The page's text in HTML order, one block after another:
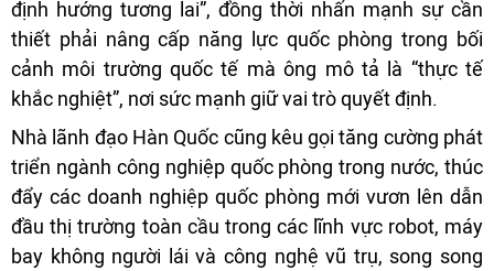
định hướng tương lai”, đồng thời nhấn mạnh sự cần
thiết phải nâng cấp năng lực quốc phòng trong bối
cảnh môi trường quốc tế mà ông mô tả là “thực tế
khắc nghiệt”, nơi sức mạnh giữ vai trò quyết định.
Nhà lãnh đạo Hàn Quốc cũng kêu gọi tăng cường phát
triển ngành công nghiệp quốc phòng trong nước, thúc
đẩy các doanh nghiệp quốc phòng mới vươn lên dẫn
đầu thị trường toàn cầu trong các lĩnh vực robot, máy
bay không người lái và công nghệ vũ trụ, song song